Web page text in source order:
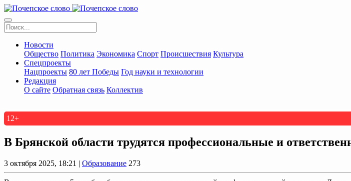
Новости
Общество Политика Экономика Спорт Происшествия Культура
Спецпроекты
Нацпроекты 80 лет Победы Год науки и технологии
Редакция
О сайте Обратная связь Коллектив
12+
В Брянской области трудятся профессиональные и
3 октября 2025, 18:21 | Образование 273